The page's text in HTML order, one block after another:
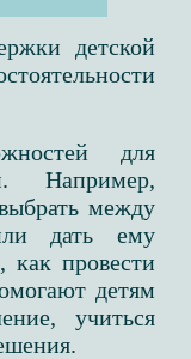
детской
для
Например,
между
дать ему
как провести
детям
учиться